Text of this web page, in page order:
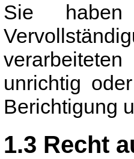
Sie
unrichtig
Berichtigung
1.3 Recht